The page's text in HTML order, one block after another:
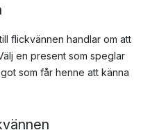
flickvännen handlar om att
en present som speglar
som får henne att känna